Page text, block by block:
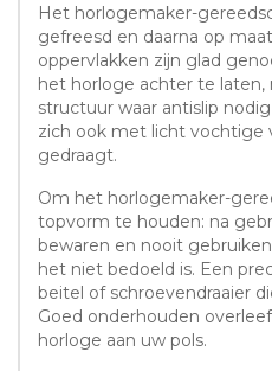
Het horlogemaker-
gefreesd en daarna op
oppervlakken zijn glad
het horloge achter te laten,
structuur waar antislip
zich ook met licht vochtige
gedraagt.
Om het horlogemaker-
topvorm te houden: na
bewaren en nooit
het niet bedoeld is. Een
beitel of schroevendraaier
Goed onderhouden
horloge aan uw pols.